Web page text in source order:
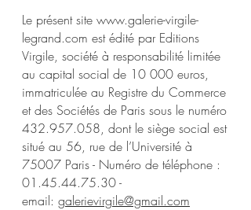
Le présent site www.galerie-virgile-
legrand.com est édité par Editions
Virgile, société à responsabilité limitée
au capital social de 10 000 euros,
immatriculée au Registre du Commerce
et des Sociétés de Paris sous le numéro
432.957.058, dont le siège social est
situé au 56, rue de l’Université à
75007 Paris - Numéro de téléphone :
01.45.44.75.30-
email: galerievirgile@gmail.com